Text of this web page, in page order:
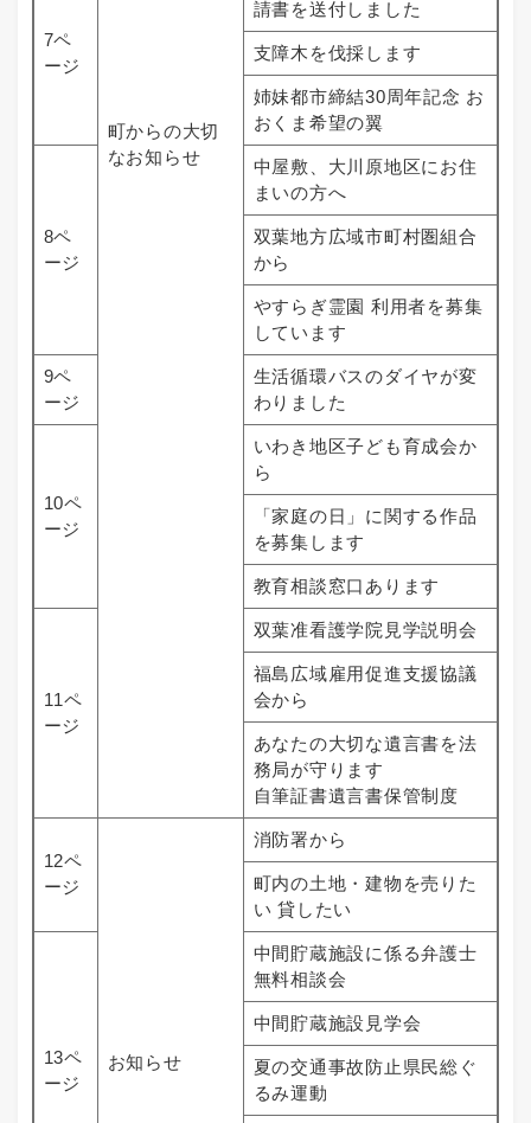
町からの大切
なお知らせ
7ペ
ージ
請書を送付しました
支障木を伐採します
姉妹都市締結30周年記念 お
おくま希望の翼
8ペ
ージ
中屋敷、大川原地区にお住
まいの方へ
双葉地方広域市町村圏組合
から
やすらぎ霊園 利用者を募集
しています
9ペ
ージ
生活循環バスのダイヤが変
わりました
10ペ
ージ
いわき地区子ども育成会か
ら
「家庭の日」に関する作品
を募集します
教育相談窓口あります
11ペ
ージ
双葉准看護学院見学説明会
福島広域雇用促進支援協議
会から
あなたの大切な遺言書を法
務局が守ります
自筆証書遺言書保管制度
12ペ
ージ
お知らせ
消防署から
町内の土地・建物を売りた
い 貸したい
13ペ
ージ
中間貯蔵施設に係る弁護士
無料相談会
中間貯蔵施設見学会
夏の交通事故防止県民総ぐ
るみ運動